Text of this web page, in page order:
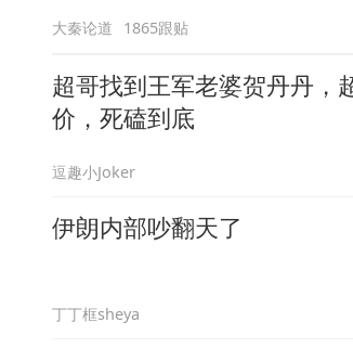
大秦论道 1865跟贴
超哥找到王军老婆贺丹丹，
价，死磕到底
逗趣小Joker
伊朗内部吵翻天了
丁丁框sheya